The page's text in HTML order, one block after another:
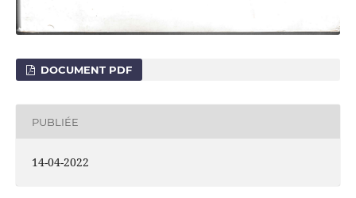
DOCUMENT PDF
PUBLIÉE
14-04-2022